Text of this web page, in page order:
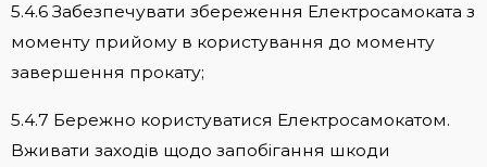
5.4.6 Забезпечувати збереження Електросамоката з
моменту прийому в користування до моменту
завершення прокату;
5.4.7 Бережно користуватися Електросамокатом.
Вживати заходів щодо запобігання шкоди